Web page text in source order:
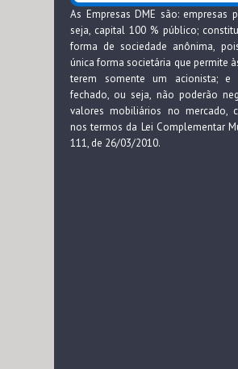
As Empresas DME são: empresas
seja, capital 100 % público;
forma de sociedade anônima,
única forma societária que permite
terem somente um acionista; e
fechado, ou seja, não poderão
valores mobiliários no mercado,
nos termos da Lei Complementar
111, de 26/03/2010.